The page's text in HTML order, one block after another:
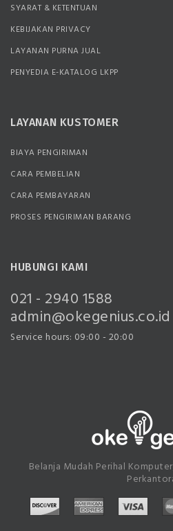
SYARAT & KETENTUAN
KEBIJAKAN PRIVACY
LAYANAN PURNA JUAL
PENYEDIA E-KATALOG LKPP
LAYANAN KUSTOMER
BIAYA PENGIRIMAN
CARA PEMBELIAN
CARA PEMBAYARAN
PROSES PENGIRIMAN BARANG
HUBUNGI KAMI
021 - 2940 1588
admin@okegenius.co.id
Service hours: 09:00 - 20:00
Belanja Mudah Perihal